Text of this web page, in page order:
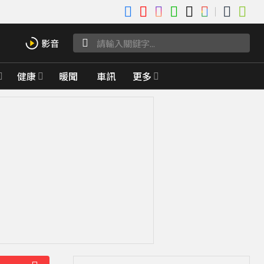
健康 暖聞 車訊 更多